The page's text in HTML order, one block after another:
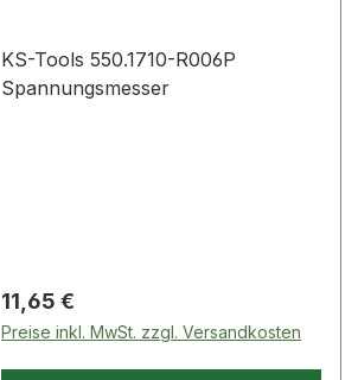
KS-Tools 550.1710-R006P
Spannungsmesser
Regulärer Preis:
11,65 €
Preise inkl. MwSt. zzgl. Versandkosten